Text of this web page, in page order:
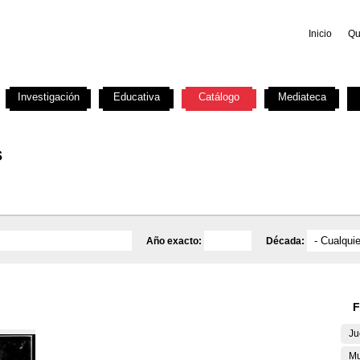
Inicio
Año exacto: Década:
Investigación Educativa Catálogo Mediateca